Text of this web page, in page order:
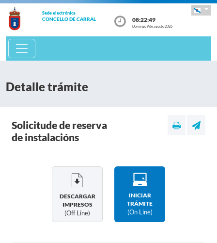
Sede electrónica
CONCELLO DE CARRAL 08:22:49
Domingo 9 de agosto 2026
Detalle trámite
Solicitude de reserva
de instalacións
DESCARGAR
IMPRESOS
(off Line)
INICIAR
TRÁMITE
(on Line)